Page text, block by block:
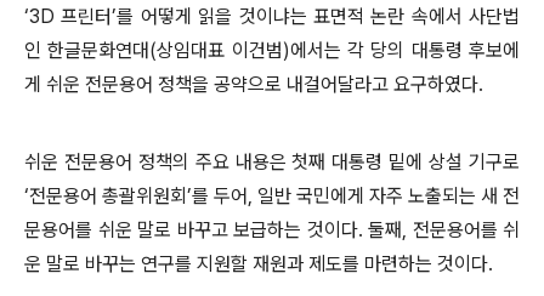
‘3D 프린터’를 어떻게 읽을 것이냐는 표면적 논란 속에서 사단법
인 한글문화연대(상임대표 이건범)에서는 각 당의 대통령 후보에
게 쉬운 전문용어 정책을 공약으로 내걸어달라고 요구하였다.
쉬운 전문용어 정책의 주요 내용은 첫째 대통령 밑에 상설 기구로
‘전문용어 총괄위원회’를 두어, 일반 국민에게 자주 노출되는 새 전
문용어를 쉬운 말로 바꾸고 보급하는 것이다. 둘째, 전문용어를 쉬
운 말로 바꾸는 연구를 지원할 재원과 제도를 마련하는 것이다.